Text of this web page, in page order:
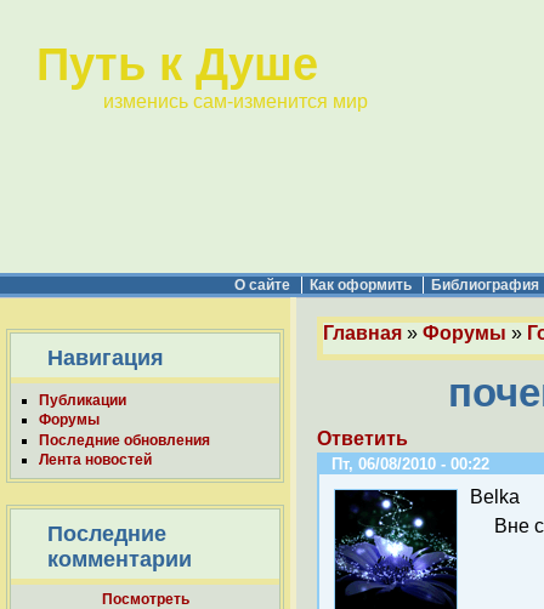
Путь к Душе
изменись сам-изменится мир
О сайте Как оформить Библиография
Навигация
Публикации
Форумы
Последние обновления
Лента новостей
Последние
комментарии
Посмотреть
Главная » Форумы »
Ответить
Пт, 06/08/2010 - 00:22
Belka
Вне